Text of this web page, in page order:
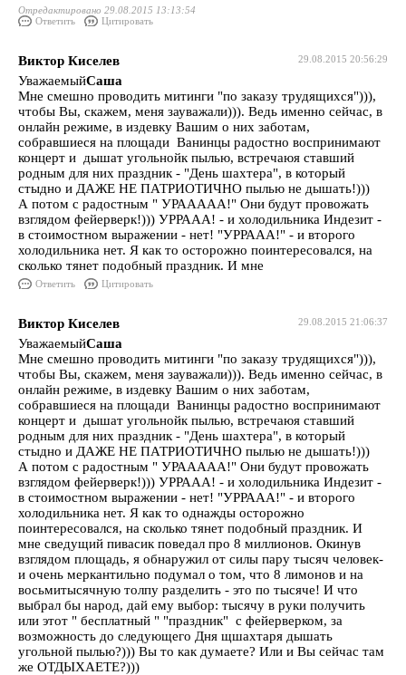
Отредактировано 29.08.2015 13:13:54
Ответить
Цитировать
29.08.2015 20:56:29
Виктор Киселев
УважаемыйСаша
Мне смешно проводить митинги "по заказу трудящихся"))),
чтобы Вы, скажем, меня зауважали))). Ведь именно сейчас, в
онлайн режиме, в издевку Вашим о них заботам,
собравшиеся на площади Ванинцы радостно воспринимают
концерт и дышат угольнойк пылью, встречаюя ставший
родным для них праздник - "День шахтера", в который
стыдно и ДАЖЕ НЕ ПАТРИОТИЧНО пылью не дышать!)))
А потом с радостным " УРААААА!" Они будут провожать
взглядом фейерверк!))) УРРААА! - и холодильника Индезит -
в стоимостном выражении - нет! "УРРААА!" - и второго
холодильника нет. Я как то осторожно поинтересовался, на
сколько тянет подобный праздник. И мне
Ответить Цитировать
29.08.2015 21:06:37
Виктор Киселев
УважаемыйСаша
Мне смешно проводить митинги "по заказу трудящихся"))),
чтобы Вы, скажем, меня зауважали))). Ведь именно сейчас, в
онлайн режиме, в издевку Вашим о них заботам,
собравшиеся на площади Ванинцы радостно воспринимают
концерт и дышат угольнойк пылью, встречаюя ставший
родным для них праздник - "День шахтера", в который
стыдно и ДАЖЕ НЕ ПАТРИОТИЧНО пылью не дышать!)))
А потом с радостным " УРААААА!" Они будут провожать
взглядом фейерверк!))) УРРААА! - и холодильника Индезит -
в стоимостном выражении - нет! "УРРААА!" - и второго
холодильника нет. Я как то однажды осторожно
поинтересовался, на сколько тянет подобный праздник. И
мне сведущий пивасик поведал про 8 миллионов. Окинув
взглядом площадь, я обнаружил от силы пару тысяч человек-
и очень меркантильно подумал о том, что 8 лимонов и на
восьмитысячную толпу разделить - это по тысяче! И что
выбрал бы народ, дай ему выбор: тысячу в руки получить
или этот " бесплатный " "праздник" с фейерверком, за
возможность до следующего Дня щшахтаря дышать
угольной пылью?))) Вы то как думаете? Или и Вы сейчас там
же ОТДЫХАЕТЕ?)))